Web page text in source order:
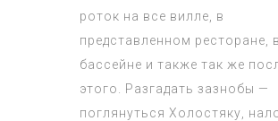
роток на все вилле, в
представленном ресторане, в
бассейне и также так же
этого. Разгадать зазнобы —
поглянуться Холостяку,